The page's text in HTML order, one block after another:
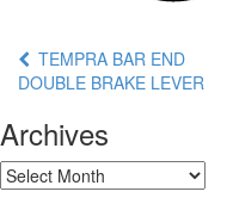
TEMPRA BAR END
DOUBLE BRAKE LEVER
Archives